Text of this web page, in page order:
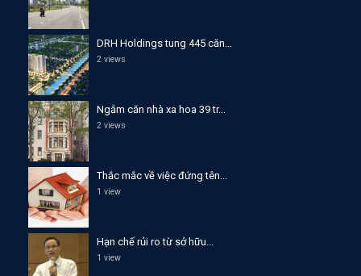
DRH Holdings tung 445 căn...
2 views
Ngắm căn nhà xa hoa 39 tr...
2 views
Thắc mắc về việc đứng tên...
1 view
Hạn chế rủi ro từ sở hữu...
1 view